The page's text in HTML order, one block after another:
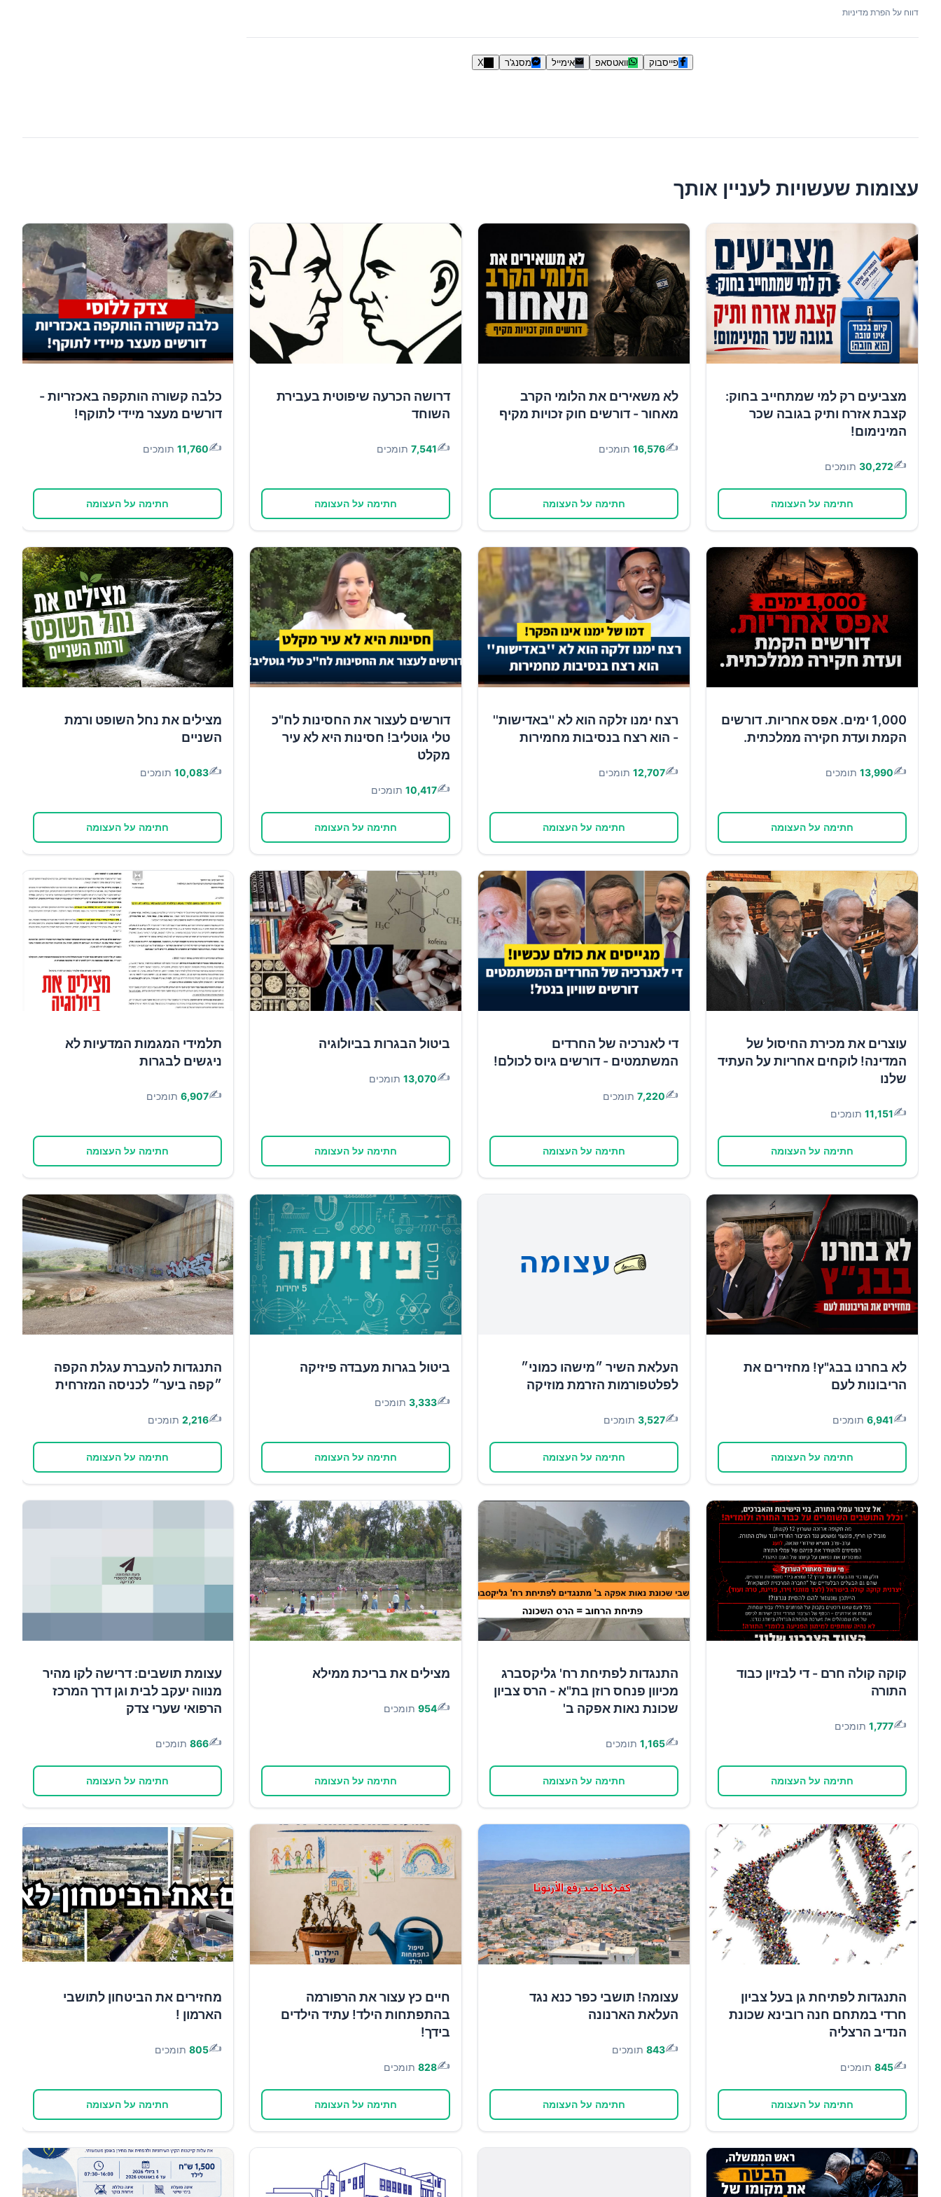
דווח על הפרת מדיניות
פייסבוק וואטסאפ אימייל מסנג'ר X
עצומות שעשויות לעניין אותך
מצביעים רק למי שמתחייב בחוק:
קצבת אזרח ותיק בגובה שכר
המינימום!
✍️
30,272 תומכים
חתימה על העצומה
לא משאירים את הלומי הקרב
מאחור - דורשים חוק זכויות מקיף
✍️
16,576 תומכים
חתימה על העצומה
דרושה הכרעה שיפוטית בעבירת
השוחד
✍️
7,541 תומכים
חתימה על העצומה
כלבה קשורה הותקפה באכזריות -
דורשים מעצר מיידי לתוקף!
✍️
11,760 תומכים
חתימה על העצומה
1,000 ימים. אפס אחריות. דורשים
הקמת ועדת חקירה ממלכתית.
✍️
13,990 תומכים
חתימה על העצומה
רצח ימנו זלקה הוא לא ''באדישות''
- הוא רצח בנסיבות מחמירות
✍️
12,707 תומכים
חתימה על העצומה
דורשים לעצור את החסינות לח"כ
טלי גוטליב! חסינות היא לא עיר
מקלט
✍️
10,417 תומכים
חתימה על העצומה
מצילים את נחל השופט ורמת
השניים
✍️
10,083 תומכים
חתימה על העצומה
עוצרים את מכירת החיסול של
המדינה! לוקחים אחריות על העתיד
שלנו
✍️
11,151 תומכים
חתימה על העצומה
די לאנרכיה של החרדים
המשתמטים - דורשים גיוס לכולם!
✍️
7,220 תומכים
חתימה על העצומה
ביטול הבגרות בביולוגיה
✍️
13,070 תומכים
חתימה על העצומה
תלמידי המגמות המדעיות לא
ניגשים לבגרות
✍️
6,907 תומכים
חתימה על העצומה
לא בחרנו בבג"ץ! מחזירים את
הריבונות לעם
✍️
6,941 תומכים
חתימה על העצומה
העלאת השיר ״מישהו כמוני״
לפלטפורמות הזרמת מוזיקה
✍️
3,527 תומכים
חתימה על העצומה
ביטול בגרות מעבדה פיזיקה
✍️
3,333 תומכים
חתימה על העצומה
התנגדות להעברת עגלת הקפה
״קפה ביער״ לכניסה המזרחית
✍️
2,216 תומכים
חתימה על העצומה
קוקה קולה חרם - די לבזיון כבוד
התורה
✍️
1,777 תומכים
חתימה על העצומה
התנגדות לפתיחת רח' גליקסברג
מכיוון פנחס רוזן בת"א - הרס צביון
שכונת נאות אפקה ב'
✍️
1,165 תומכים
חתימה על העצומה
מצילים את בריכת ממילא
✍️
954 תומכים
חתימה על העצומה
עצומת תושבים: דרישה לקו מהיר
מנווה יעקב לבית וגן דרך המרכז
הרפואי שערי צדק
✍️
866 תומכים
חתימה על העצומה
התנגדות לפתיחת גן בעל צביון
חרדי במתחם חנה רובינא שכונת
הנדיב הרצליה
✍️
845 תומכים
חתימה על העצומה
עצומה! תושבי כפר כנא נגד
העלאת הארנונה
✍️
843 תומכים
חתימה על העצומה
חיים כץ עצור את הרפורמה
בהתפתחות הילד! עתיד הילדים
בידך!
✍️
828 תומכים
חתימה על העצומה
מחזירים את הביטחון לתושבי
הארמון !
✍️
805 תומכים
חתימה על העצומה